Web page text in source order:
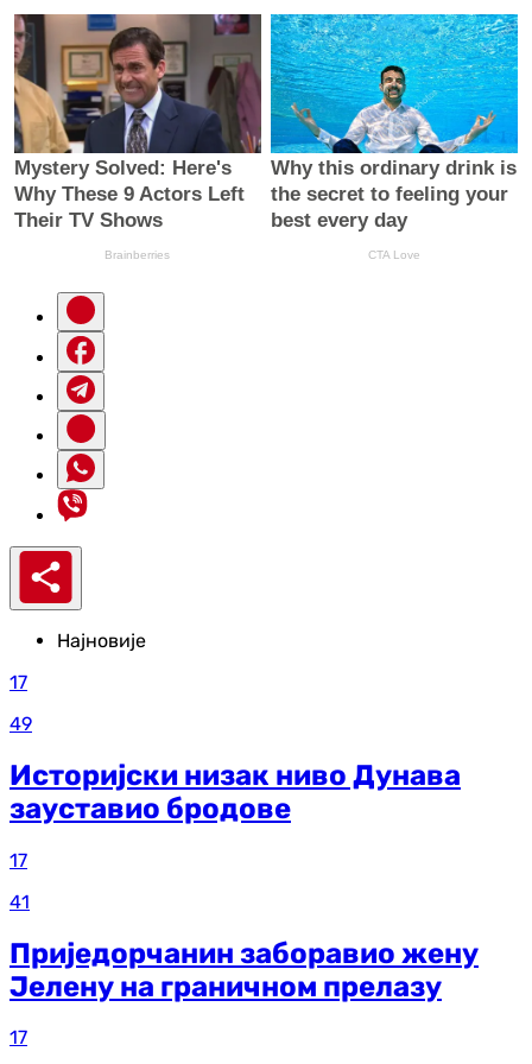
Најновије
17
49
Историјски низак ниво Дунава
зауставио бродове
17
41
Приједорчанин заборавио жену
Јелену на граничном прелазу
17